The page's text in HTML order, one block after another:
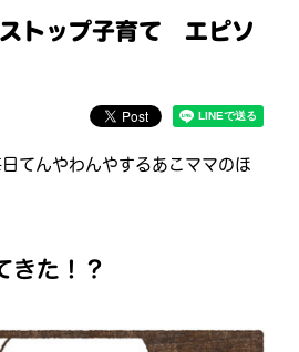
トップ子育て エピソ
てんやわんやするあこママのほ
きた！？